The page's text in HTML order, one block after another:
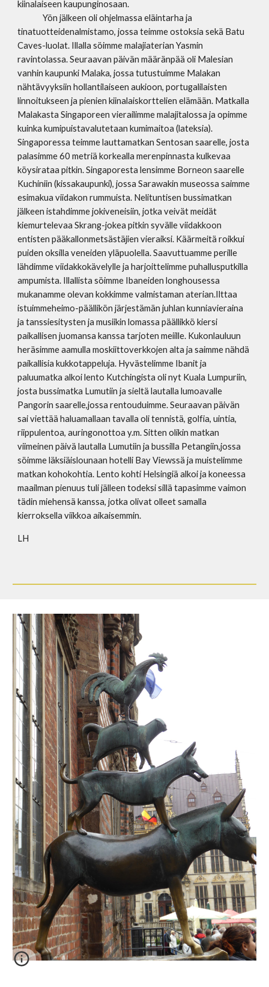
kiinalaiseen kaupunginosaan.
Yön jälkeen oli ohjelmassa eläintarha ja
tinatuotteidenalmistamo, jossa teimme ostoksia sekä Batu
Caves-luolat. Illalla söimme malajiaterian Yasmin
ravintolassa. Seuraavan päivän määränpää oli Malesian
vanhin kaupunki Malaka, jossa tutustuimme Malakan
nähtävyyksiin hollantilaiseen aukioon, portugalilaisten
linnoitukseen ja pienien kiinalaiskorttelien elämään. Matkalla
Malakasta Singaporeen vierailimme malajitalossa ja opimme
kuinka kumipuistavalutetaan kumimaitoa (lateksia).
Singaporessa teimme lauttamatkan Sentosan saarelle, josta
palasimme 60 metriä korkealla merenpinnasta kulkevaa
köysirataa pitkin. Singaporesta lensimme Borneon saarelle
Kuchiniin (kissakaupunki), jossa Sarawakin museossa saimme
esimakua viidakon rummuista. Nelituntisen bussimatkan
jälkeen istahdimme jokiveneisiin, jotka veivät meidät
kiemurtelevaa Skrang-jokea pitkin syvälle viidakkoon
entisten pääkallonmetsästäjien vieraiksi. Käärmeitä roikkui
puiden oksilla veneiden yläpuolella. Saavuttuamme perille
lähdimme viidakkokävelylle ja harjoittelimme puhallusputkilla
ampumista. Illallista söimme Ibaneiden longhousessa
mukanamme olevan kokkimme valmistaman aterian.Ilttaa
istuimmeheimo-päällikön järjestämän juhlan kunniavieraina
ja tanssiesitysten ja musiikin lomassa päällikkö kiersi
paikallisen juomansa kanssa tarjoten meiille. Kukonlauluun
heräsimme aamulla moskiittoverkkojen alta ja saimme nähdä
paikallisia kukkotappeluja. Hyvästelimme Ibanit ja
paluumatka alkoi lento Kutchingista oli nyt Kuala Lumpuriin,
josta bussimatka Lumutiin ja sieltä lautalla lumoavalle
Pangorin saarelle,jossa rentouduimme. Seuraavan päivän
sai viettää haluamallaan tavalla oli tennistä, golfia, uintia,
riippulentoa, auringonottoa y.m. Sitten olikin matkan
viimeinen päivä lautalla Lumutiin ja bussilla Petangiin,jossa
söimme läksiäislounaan hotelli Bay Viewssä ja muistelimme
matkan kohokohtia. Lento kohti Helsingiä alkoi ja koneessa
maailman pienuus tuli jälleen todeksi sillä tapasimme vaimon
tädin miehensä kanssa, jotka olivat olleet samalla
kierroksella viikkoa aikaisemmin.
LH